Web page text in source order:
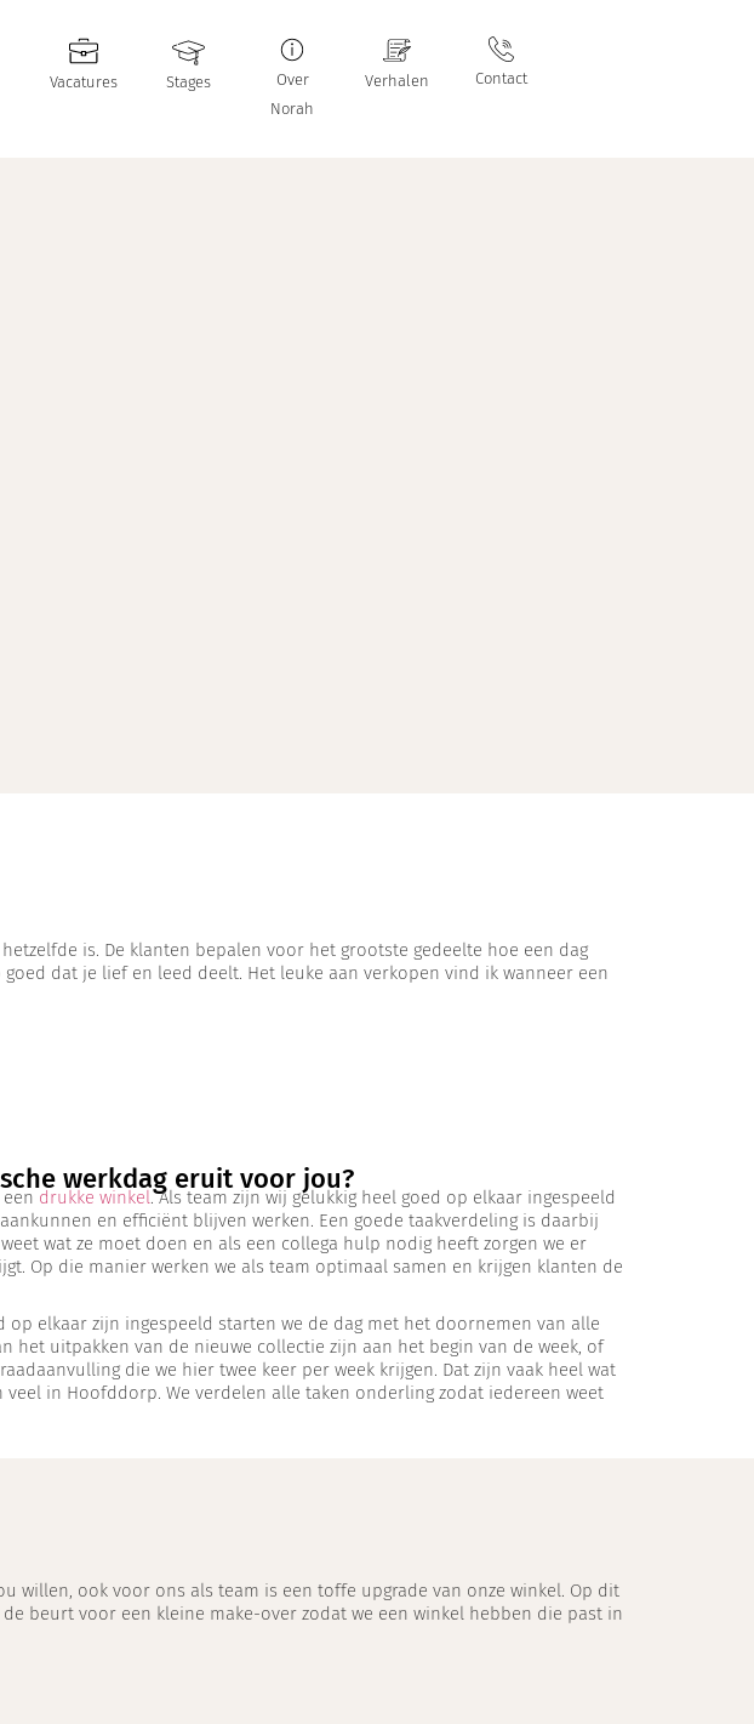
Vacatures Stages
Over
Norah
Verhalen Contact
is. De klanten bepalen voor het grootste gedeelte hoe een dag
dat je lief en leed deelt. Het leuke aan verkopen vind ik wanneer een
werkdag eruit voor jou?
drukke winkel. Als team zijn wij gelukkig heel goed op elkaar ingespeeld
en efficiënt blijven werken. Een goede taakverdeling is daarbij
wat ze moet doen en als een collega hulp nodig heeft zorgen we er
Op die manier werken we als team optimaal samen en krijgen klanten de
op elkaar zijn ingespeeld starten we de dag met het doornemen van alle
het uitpakken van de nieuwe collectie zijn aan het begin van de week, of
die we hier twee keer per week krijgen. Dat zijn vaak heel wat
veel in Hoofddorp. We verdelen alle taken onderling zodat iedereen weet
willen, ook voor ons als team is een toffe upgrade van onze winkel. Op dit
beurt voor een kleine make-over zodat we een winkel hebben die past in